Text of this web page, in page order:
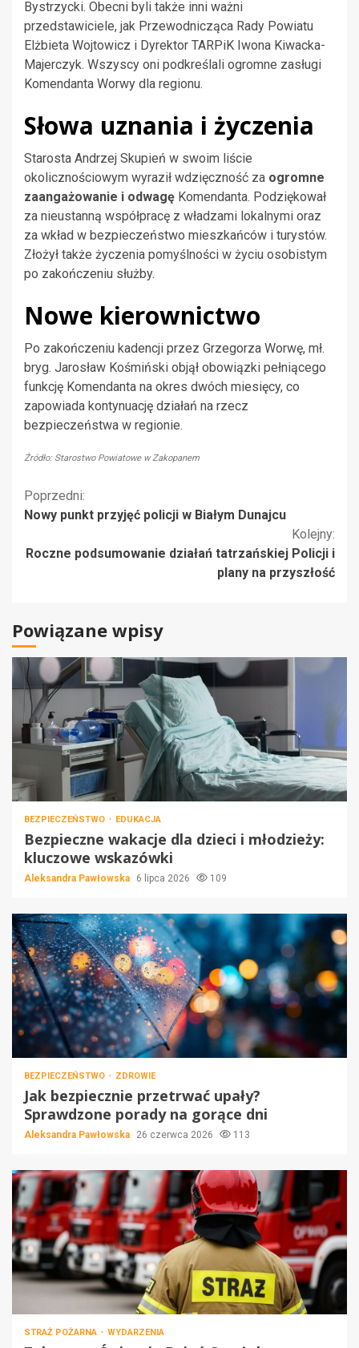
Bystrzycki. Obecni byli także inni ważni
przedstawiciele, jak Przewodnicząca Rady Powiatu
Elżbieta Wojtowicz i Dyrektor TARPiK Iwona Kiwacka-
Majerczyk. Wszyscy oni podkreślali ogromne zasługi
Komendanta Worwy dla regionu.
Słowa uznania i życzenia
Starosta Andrzej Skupień w swoim liście
okolicznościowym wyraził wdzięczność za ogromne
zaangażowanie i odwagę Komendanta. Podziękował
za nieustanną współpracę z władzami lokalnymi oraz
za wkład w bezpieczeństwo mieszkańców i turystów.
Złożył także życzenia pomyślności w życiu osobistym
po zakończeniu służby.
Nowe kierownictwo
Po zakończeniu kadencji przez Grzegorza Worwę, mł.
bryg. Jarosław Kośmiński objął obowiązki pełniącego
funkcję Komendanta na okres dwóch miesięcy, co
zapowiada kontynuację działań na rzecz
bezpieczeństwa w regionie.
Źródło: Starostwo Powiatowe w Zakopanem
Kontynuuj
czytanie
Poprzedni:
Nowy punkt przyjęć policji w Białym Dunajcu
Kolejny:
Roczne podsumowanie działań tatrzańskiej Policji i
plany na przyszłość
Powiązane wpisy
BEZPIECZEŃSTWO EDUKACJA
Bezpieczne wakacje dla dzieci i młodzieży:
kluczowe wskazówki
Aleksandra Pawłowska 6 lipca 2026 109
BEZPIECZEŃSTWO ZDROWIE
Jak bezpiecznie przetrwać upały?
Sprawdzone porady na gorące dni
Aleksandra Pawłowska 26 czerwca 2026 113
STRAŻ POŻARNA WYDARZENIA